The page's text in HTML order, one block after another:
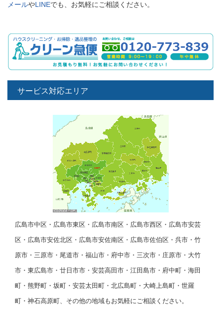
メールやLINEでも、お気軽にご相談ください。
サービス対応エリア
広島市中区・広島市東区・広島市南区・広島市西区・広島市安芸
区・広島市安佐北区・広島市安佐南区・広島市佐伯区・呉市・竹
原市・三原市・尾道市・福山市・府中市・三次市・庄原市・大竹
市・東広島市・廿日市市・安芸高田市・江田島市・府中町・海田
町・熊野町・坂町・安芸太田町・北広島町・大崎上島町・世羅
町・神石高原町、その他の地域もお気軽にご相談ください。